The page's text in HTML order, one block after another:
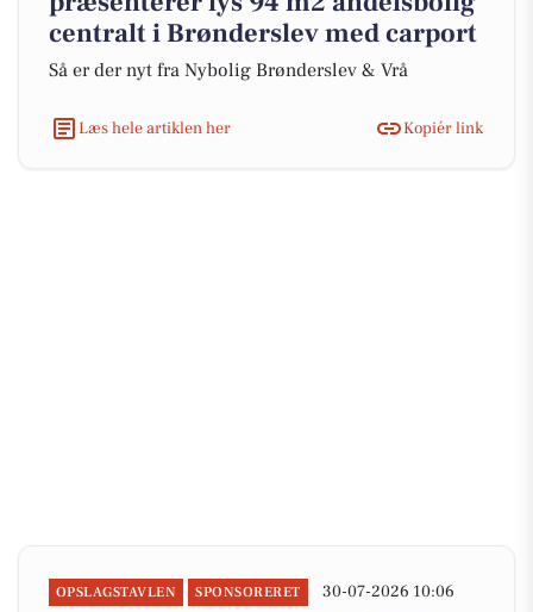
centralt i Brønderslev med carport
Så er der nyt fra Nybolig Brønderslev & Vrå
Læs hele artiklen her Kopiér link
OPSLAGSTAVLEN SPONSORERET 30-07-2026 10:06